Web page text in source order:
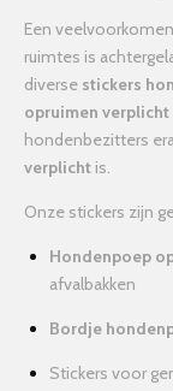
Een
ruimtes is
diverse stickers
opruimen verplicht
hondenbezitters
verplicht is.
Onze stickers zijn
Hondenpoep
afvalbakken
Bordje
Stickers voor